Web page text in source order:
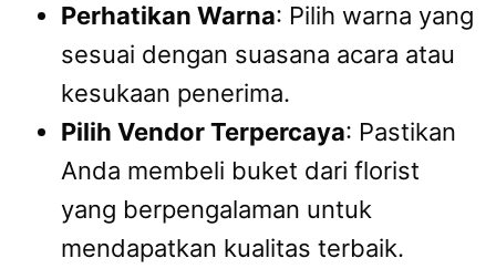
Perhatikan Warna: Pilih warna yang
sesuai dengan suasana acara atau
kesukaan penerima.
Pilih Vendor Terpercaya: Pastikan
Anda membeli buket dari florist
yang berpengalaman untuk
mendapatkan kualitas terbaik.